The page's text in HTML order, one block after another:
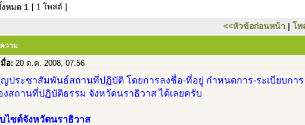
หมด 1 [ 1 โพสต์ ]
<<หัวข้อก่อนหน้า | โพ
วาม
มื่อ: 20 ต.ค. 2008, 07:56
ญประชาสัมพันธ์สถานที่ปฏิบัติ โดยการลงชื่อ-ที่อยู่ กำหนดการ-ระเบียบการ
งสถานที่ปฏิบัติธรรม จังหวัดนราธิวาส ได้เลยครับ
บไซต์จังหวัดนราธิวาส